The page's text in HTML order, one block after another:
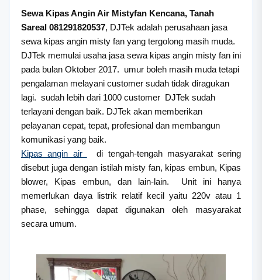
Sewa Kipas Angin Air Mistyfan Kencana, Tanah
Sareal 081291820537, DJTek adalah perusahaan jasa
sewa kipas angin misty fan yang tergolong masih muda.
DJTek memulai usaha jasa sewa kipas angin misty fan ini
pada bulan Oktober 2017. umur boleh masih muda tetapi
pengalaman melayani customer sudah tidak diragukan
lagi. sudah lebih dari 1000 customer DJTek sudah
terlayani dengan baik. DJTek akan memberikan
pelayanan cepat, tepat, profesional dan membangun
komunikasi yang baik.
Kipas angin air
di tengah-tengah masyarakat sering
disebut juga dengan istilah misty fan, kipas embun, Kipas
blower, Kipas embun, dan lain-lain. Unit ini hanya
memerlukan daya listrik relatif kecil yaitu 220v atau 1
phase, sehingga dapat digunakan oleh masyarakat
secara umum.